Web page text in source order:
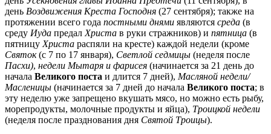
день Воздвижения Креста Господня (27 сентября); также на
протяжении всего года постными днями являются среда (в
среду Иуда предал Христа в руки стражников) и пятница (в
пятницу Христа распяли на кресте) каждой недели (кроме
Святок(с 7 по 17 января), Светлой седмицы (неделя после
Пасхи), недели Мытаря и фарисея (начинается за 21 день до
начала Великого поста и длится 7 дней), Масляной недели/
Масленицы (начинается за 7 дней до начала Великого поста; в
эту неделю уже запрещено вкушать мясо, но можно есть рыбу,
морепродукты, молочные продукты и яйца), Троицкой недели
(неделя после празднования дня Святой Троицы).